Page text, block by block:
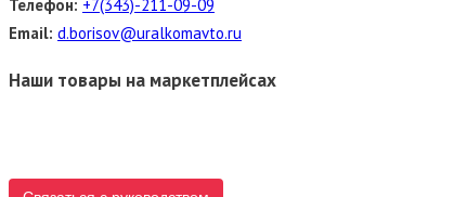
Телефон: +7(343)-211-09-09
Email: d.borisov@uralkomavto.ru
Наши товары на маркетплейсах